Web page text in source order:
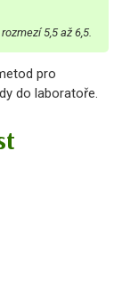
5,5 až 6,5.
pro
do laboratoře.